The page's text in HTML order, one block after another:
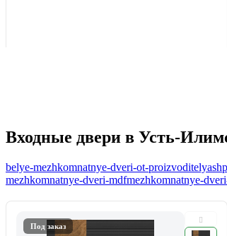
Входные двери в Усть-
belye-mezhkomnatnye-dveri-ot-proizvoditelya
mezhkomnatnye-dveri-mdfmezhkomnatnye-
Под заказ